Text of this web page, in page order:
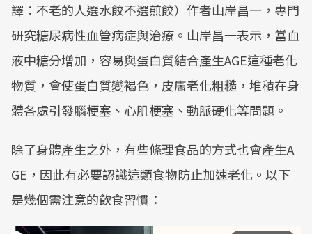
譯：不老的人選水餃不選煎餃）作者山岸昌一，專門
研究糖尿病性血管病症與治療。山岸昌一表示，當血
液中糖分增加，容易與蛋白質結合產生AGE這種老化
物質，會使蛋白質變褐色，皮膚老化粗糙，堆積在身
體各處引發腦梗塞、心肌梗塞、動脈硬化等問題。
除了身體產生之外，有些條理食品的方式也會產生A
GE，因此有必要認識這類食物防止加速老化。以下
是幾個需注意的飲食習慣：